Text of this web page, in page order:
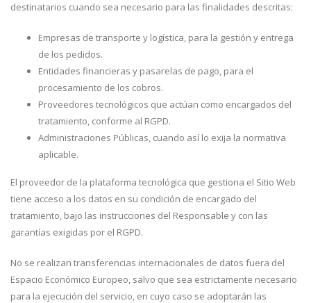
destinatarios cuando sea necesario para las finalidades descritas:
Empresas de transporte y logística, para la gestión y entrega
de los pedidos.
Entidades financieras y pasarelas de pago, para el
procesamiento de los cobros.
Proveedores tecnológicos que actúan como encargados del
tratamiento, conforme al RGPD.
Administraciones Públicas, cuando así lo exija la normativa
aplicable.
El proveedor de la plataforma tecnológica que gestiona el Sitio Web
tiene acceso a los datos en su condición de encargado del
tratamiento, bajo las instrucciones del Responsable y con las
garantías exigidas por el RGPD.
No se realizan transferencias internacionales de datos fuera del
Espacio Económico Europeo, salvo que sea estrictamente necesario
para la ejecución del servicio, en cuyo caso se adoptarán las